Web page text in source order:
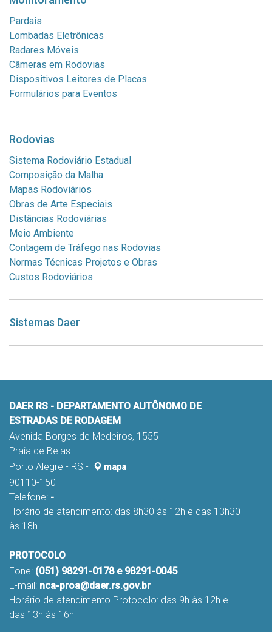
Pardais
Lombadas Eletrônicas
Radares Móveis
Câmeras em Rodovias
Dispositivos Leitores de Placas
Formulários para Eventos
Rodovias
Sistema Rodoviário Estadual
Composição da Malha
Mapas Rodoviários
Obras de Arte Especiais
Distâncias Rodoviárias
Meio Ambiente
Contagem de Tráfego nas Rodovias
Normas Técnicas Projetos e Obras
Custos Rodoviários
Sistemas Daer
DAER RS - DEPARTAMENTO AUTÔNOMO DE
ESTRADAS DE RODAGEM
Avenida Borges de Medeiros, 1555
Praia de Belas
Porto Alegre - RS -
mapa
90110-150
Telefone: -
Horário de atendimento: das 8h30 às 12h e das 13h30
às 18h
PROTOCOLO
Fone: (051) 98291-0178 e 98291-0045
E-mail: nca-proa@daer.rs.gov.br
Horário de atendimento Protocolo: das 9h às 12h e
das 13h às 16h